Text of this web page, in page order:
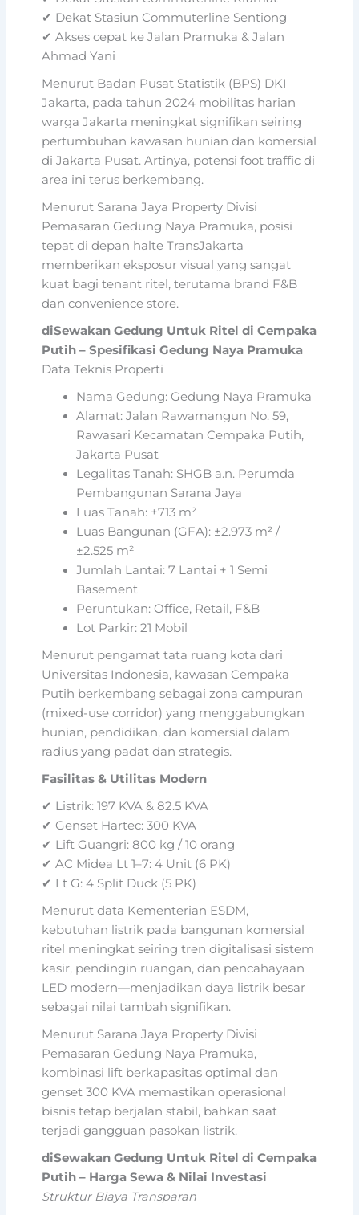
✔ Dekat Stasiun Commuterline Sentiong
✔ Akses cepat ke Jalan Pramuka & Jalan
Ahmad Yani
Menurut Badan Pusat Statistik (BPS) DKI
Jakarta, pada tahun 2024 mobilitas harian
warga Jakarta meningkat signifikan seiring
pertumbuhan kawasan hunian dan komersial
di Jakarta Pusat. Artinya, potensi foot traffic di
area ini terus berkembang.
Menurut Sarana Jaya Property Divisi
Pemasaran Gedung Naya Pramuka, posisi
tepat di depan halte TransJakarta
memberikan eksposur visual yang sangat
kuat bagi tenant ritel, terutama brand F&B
dan convenience store.
diSewakan Gedung Untuk Ritel di Cempaka
Putih – Spesifikasi Gedung Naya Pramuka
Data Teknis Properti
Nama Gedung: Gedung Naya Pramuka
Alamat: Jalan Rawamangun No. 59,
Rawasari Kecamatan Cempaka Putih,
Jakarta Pusat
Legalitas Tanah: SHGB a.n. Perumda
Pembangunan Sarana Jaya
Luas Tanah: ±713 m²
Luas Bangunan (GFA): ±2.973 m² /
±2.525 m²
Jumlah Lantai: 7 Lantai + 1 Semi
Basement
Peruntukan: Office, Retail, F&B
Lot Parkir: 21 Mobil
Menurut pengamat tata ruang kota dari
Universitas Indonesia, kawasan Cempaka
Putih berkembang sebagai zona campuran
(mixed-use corridor) yang menggabungkan
hunian, pendidikan, dan komersial dalam
radius yang padat dan strategis.
Fasilitas & Utilitas Modern
✔ Listrik: 197 KVA & 82.5 KVA
✔ Genset Hartec: 300 KVA
✔ Lift Guangri: 800 kg / 10 orang
✔ AC Midea Lt 1–7: 4 Unit (6 PK)
✔ Lt G: 4 Split Duck (5 PK)
Menurut data Kementerian ESDM,
kebutuhan listrik pada bangunan komersial
ritel meningkat seiring tren digitalisasi sistem
kasir, pendingin ruangan, dan pencahayaan
LED modern—menjadikan daya listrik besar
sebagai nilai tambah signifikan.
Menurut Sarana Jaya Property Divisi
Pemasaran Gedung Naya Pramuka,
kombinasi lift berkapasitas optimal dan
genset 300 KVA memastikan operasional
bisnis tetap berjalan stabil, bahkan saat
terjadi gangguan pasokan listrik.
diSewakan Gedung Untuk Ritel di Cempaka
Putih – Harga Sewa & Nilai Investasi
Struktur Biaya Transparan